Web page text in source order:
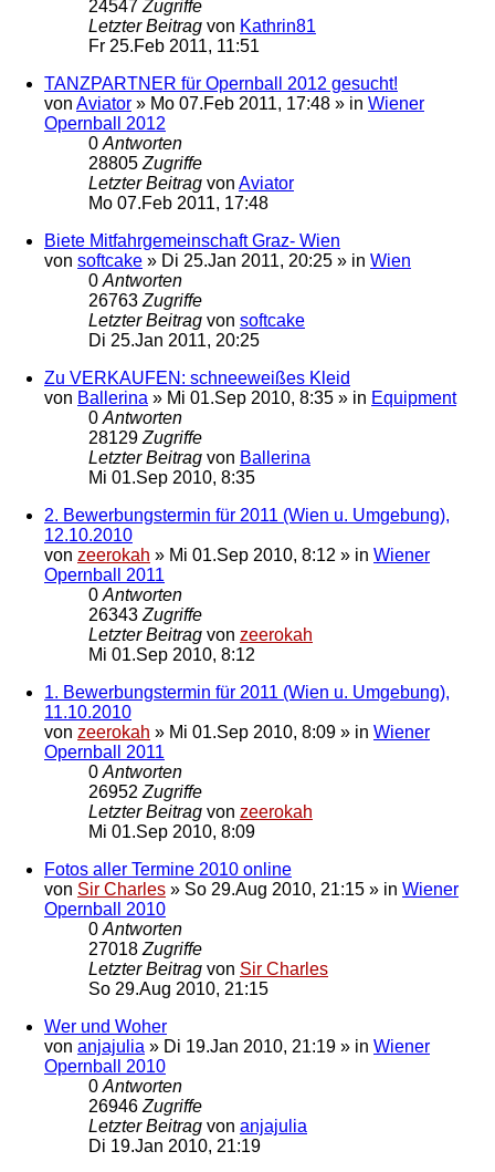
24547 Zugriffe
Letzter Beitrag von Kathrin81
Fr 25.Feb 2011, 11:51
TANZPARTNER für Opernball 2012 gesucht!
von Aviator » Mo 07.Feb 2011, 17:48 » in Wiener
Opernball 2012
0 Antworten
28805 Zugriffe
Letzter Beitrag von Aviator
Mo 07.Feb 2011, 17:48
Biete Mitfahrgemeinschaft Graz- Wien
von softcake » Di 25.Jan 2011, 20:25 » in Wien
0 Antworten
26763 Zugriffe
Letzter Beitrag von softcake
Di 25.Jan 2011, 20:25
Zu VERKAUFEN: schneeweißes Kleid
von Ballerina » Mi 01.Sep 2010, 8:35 » in Equipment
0 Antworten
28129 Zugriffe
Letzter Beitrag von Ballerina
Mi 01.Sep 2010, 8:35
2. Bewerbungstermin für 2011 (Wien u. Umgebung),
12.10.2010
von zeerokah » Mi 01.Sep 2010, 8:12 » in Wiener
Opernball 2011
0 Antworten
26343 Zugriffe
Letzter Beitrag von zeerokah
Mi 01.Sep 2010, 8:12
1. Bewerbungstermin für 2011 (Wien u. Umgebung),
11.10.2010
von zeerokah » Mi 01.Sep 2010, 8:09 » in Wiener
Opernball 2011
0 Antworten
26952 Zugriffe
Letzter Beitrag von zeerokah
Mi 01.Sep 2010, 8:09
Fotos aller Termine 2010 online
von Sir Charles » So 29.Aug 2010, 21:15 » in Wiener
Opernball 2010
0 Antworten
27018 Zugriffe
Letzter Beitrag von Sir Charles
So 29.Aug 2010, 21:15
Wer und Woher
von anjajulia » Di 19.Jan 2010, 21:19 » in Wiener
Opernball 2010
0 Antworten
26946 Zugriffe
Letzter Beitrag von anjajulia
Di 19.Jan 2010, 21:19